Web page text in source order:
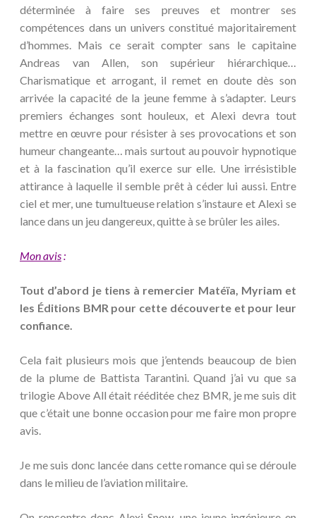
déterminée à faire ses preuves et montrer ses
compétences dans un univers constitué majoritairement
d’hommes. Mais ce serait compter sans le capitaine
Andreas van Allen, son supérieur hiérarchique…
Charismatique et arrogant, il remet en doute dès son
arrivée la capacité de la jeune femme à s’adapter. Leurs
premiers échanges sont houleux, et Alexi devra tout
mettre en œuvre pour résister à ses provocations et son
humeur changeante… mais surtout au pouvoir hypnotique
et à la fascination qu’il exerce sur elle. Une irrésistible
attirance à laquelle il semble prêt à céder lui aussi. Entre
ciel et mer, une tumultueuse relation s’instaure et Alexi se
lance dans un jeu dangereux, quitte à se brûler les ailes.
Mon avis:
Tout d’abord je tiens à remercier Matéïa, Myriam et
les Éditions BMR pour cette découverte et pour leur
confiance.
Cela fait plusieurs mois que j’entends beaucoup de bien
de la plume de Battista Tarantini. Quand j’ai vu que sa
trilogie Above All était rééditée chez BMR, je me suis dit
que c’était une bonne occasion pour me faire mon propre
avis.
Je me suis donc lancée dans cette romance qui se déroule
dans le milieu de l’aviation militaire.